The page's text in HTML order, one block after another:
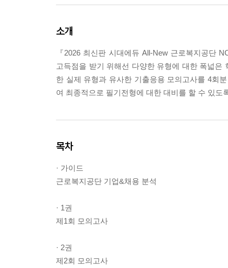
소개
『2026 최신판 시대에듀 All-New 근로복지공단
고득점을 받기 위해선 다양한 유형에 대한 폭넓
한 실제 유형과 유사한 기출응용 모의고사를 4회
여 최종적으로 필기전형에 대한 대비를 할 수 있도
목차
· 가이드
근로복지공단 기업&채용 분석
· 1권
제1회 모의고사
· 2권
제2회 모의고사